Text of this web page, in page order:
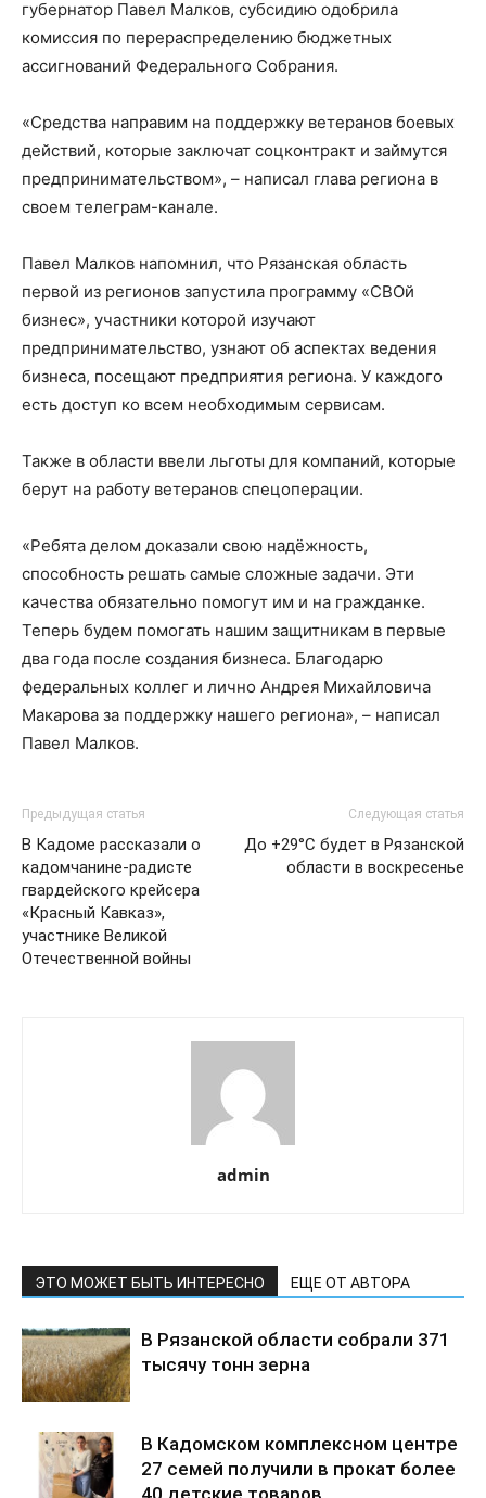
губернатор Павел Малков, субсидию одобрила
комиссия по перераспределению бюджетных
ассигнований Федерального Собрания.
«Средства направим на поддержку ветеранов боевых
действий, которые заключат соцконтракт и займутся
предпринимательством», – написал глава региона в
своем телеграм-канале.
Павел Малков напомнил, что Рязанская область
первой из регионов запустила программу «СВОй
бизнес», участники которой изучают
предпринимательство, узнают об аспектах ведения
бизнеса, посещают предприятия региона. У каждого
есть доступ ко всем необходимым сервисам.
Также в области ввели льготы для компаний, которые
берут на работу ветеранов спецоперации.
«Ребята делом доказали свою надёжность,
способность решать самые сложные задачи. Эти
качества обязательно помогут им и на гражданке.
Теперь будем помогать нашим защитникам в первые
два года после создания бизнеса. Благодарю
федеральных коллег и лично Андрея Михайловича
Макарова за поддержку нашего региона», – написал
Павел Малков.
Предыдущая статья
В Кадоме рассказали о
кадомчанине-радисте
гвардейского крейсера
«Красный Кавказ»,
участнике Великой
Отечественной войны
Следующая статья
До +29°С будет в Рязанской
области в воскресенье
admin
ЭТО МОЖЕТ БЫТЬ ИНТЕРЕСНО ЕЩЕ ОТ АВТОРА
В Рязанской области собрали 371
тысячу тонн зерна
В Кадомском комплексном центре
27 семей получили в прокат более
40 детские товаров